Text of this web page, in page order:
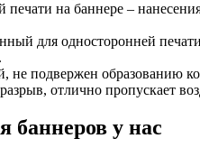
на баннере –
для односторонней
подвержен образованию
отлично пропускает
баннеров у нас